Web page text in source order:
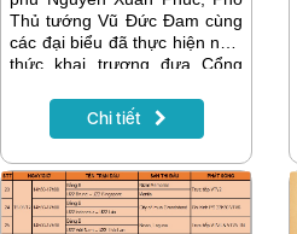
Thủ tướng Vũ Đức Đam cùng
các đại biểu đã thực hiện nghi
thức khai trương đưa Cổng
vận hành chính thức tại địa
chỉ dichvucong.gov.vn.
Chi tiết